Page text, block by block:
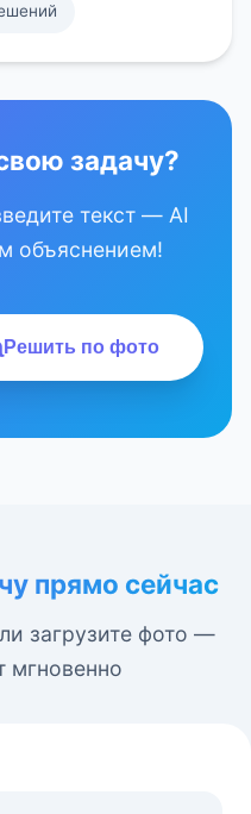
задачу?
текст — AI
объяснением!
Решить по фото
прямо сейчас
загрузите фото —
мгновенно